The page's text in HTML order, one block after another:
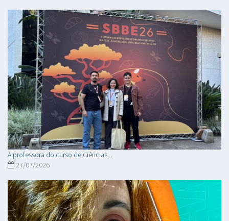
A professora do curso de Ciências...
27/07/2026